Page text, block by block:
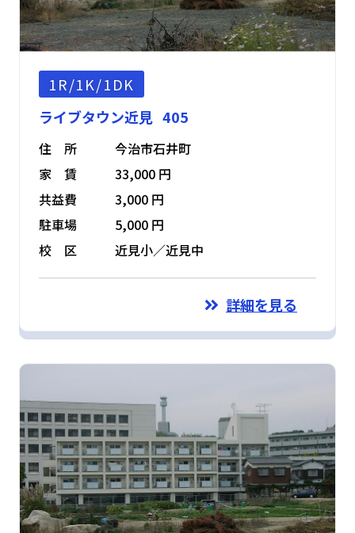
1R/1K/1DK
ライブタウン近見 405
住 所
今治市石井町
家 賃
33,000 円
共益費
3,000 円
駐車場
5,000 円
校 区
近見小／近見中
詳細を見る